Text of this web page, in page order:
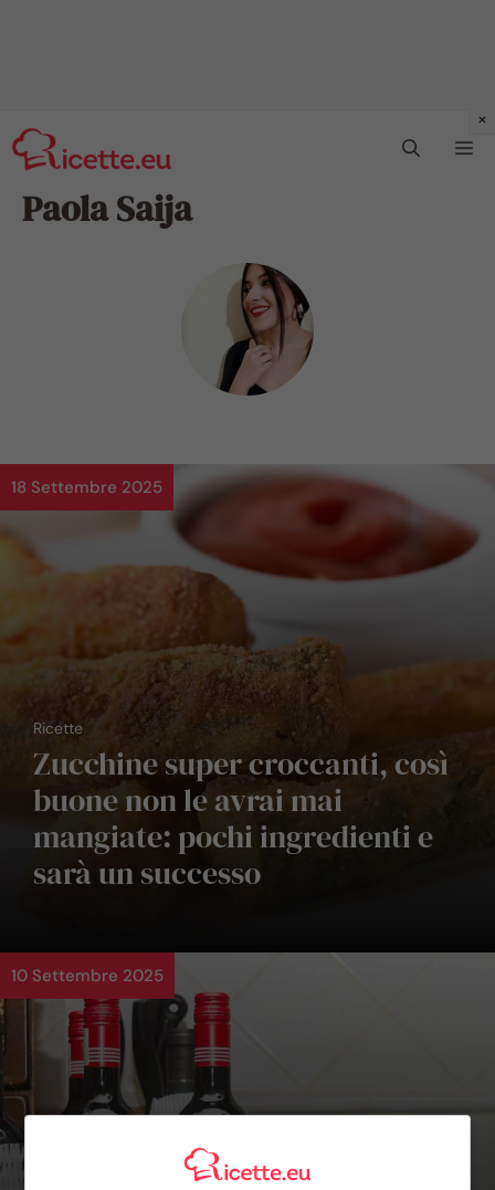
al
contenuto
Paola Saija
18 Settembre 2025
Ricette
Zucchine super croccanti, così
buone non le avrai mai
mangiate: pochi ingredienti e
sarà un successo
10 Settembre 2025